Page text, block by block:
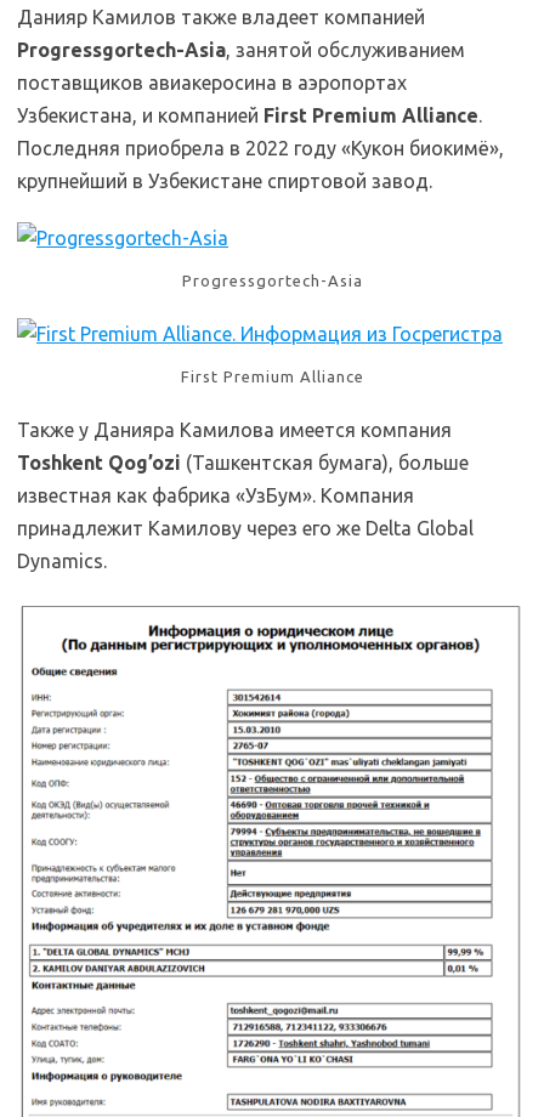
Данияр Камилов также владеет компанией
Progressgortech-Asia, занятой обслуживанием
поставщиков авиакеросина в аэропортах
Узбекистана, и компанией First Premium Alliance.
Последняя приобрела в 2022 году «Кукон биокимё»,
крупнейший в Узбекистане спиртовой завод.
Progressgortech-Asia
First Premium Alliance
Также у Данияра Камилова имеется компания
Toshkent Qog’ozi (Ташкентская бумага), больше
известная как фабрика «УзБум». Компания
принадлежит Камилову через его же Delta Global
Dynamics.